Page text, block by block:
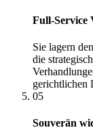
Full-Service
Sie lagern
die
gerichtlichen
05
Souverän